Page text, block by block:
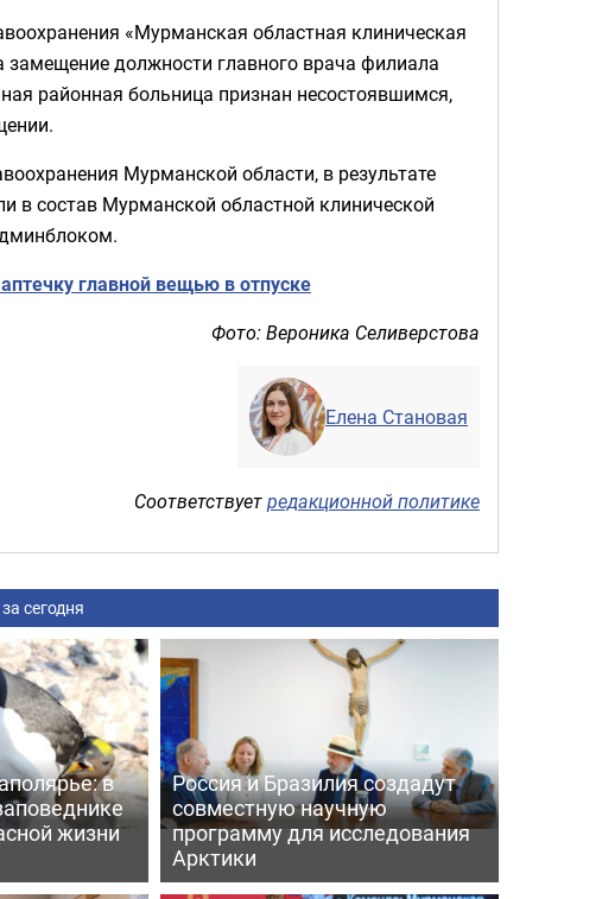
«Мурманская областная клиническая
должности главного врача филиала
районная больница признан несостоявшимся,
Мурманской области, в результате
в состав Мурманской областной клинической
главной вещью в отпуске
Фото: Вероника Селиверстова
Елена Становая
Соответствуетредакционной политике
сегодня
в
жизни
Россия и Бразилия создадут
совместную научную
программу для исследования
Арктики